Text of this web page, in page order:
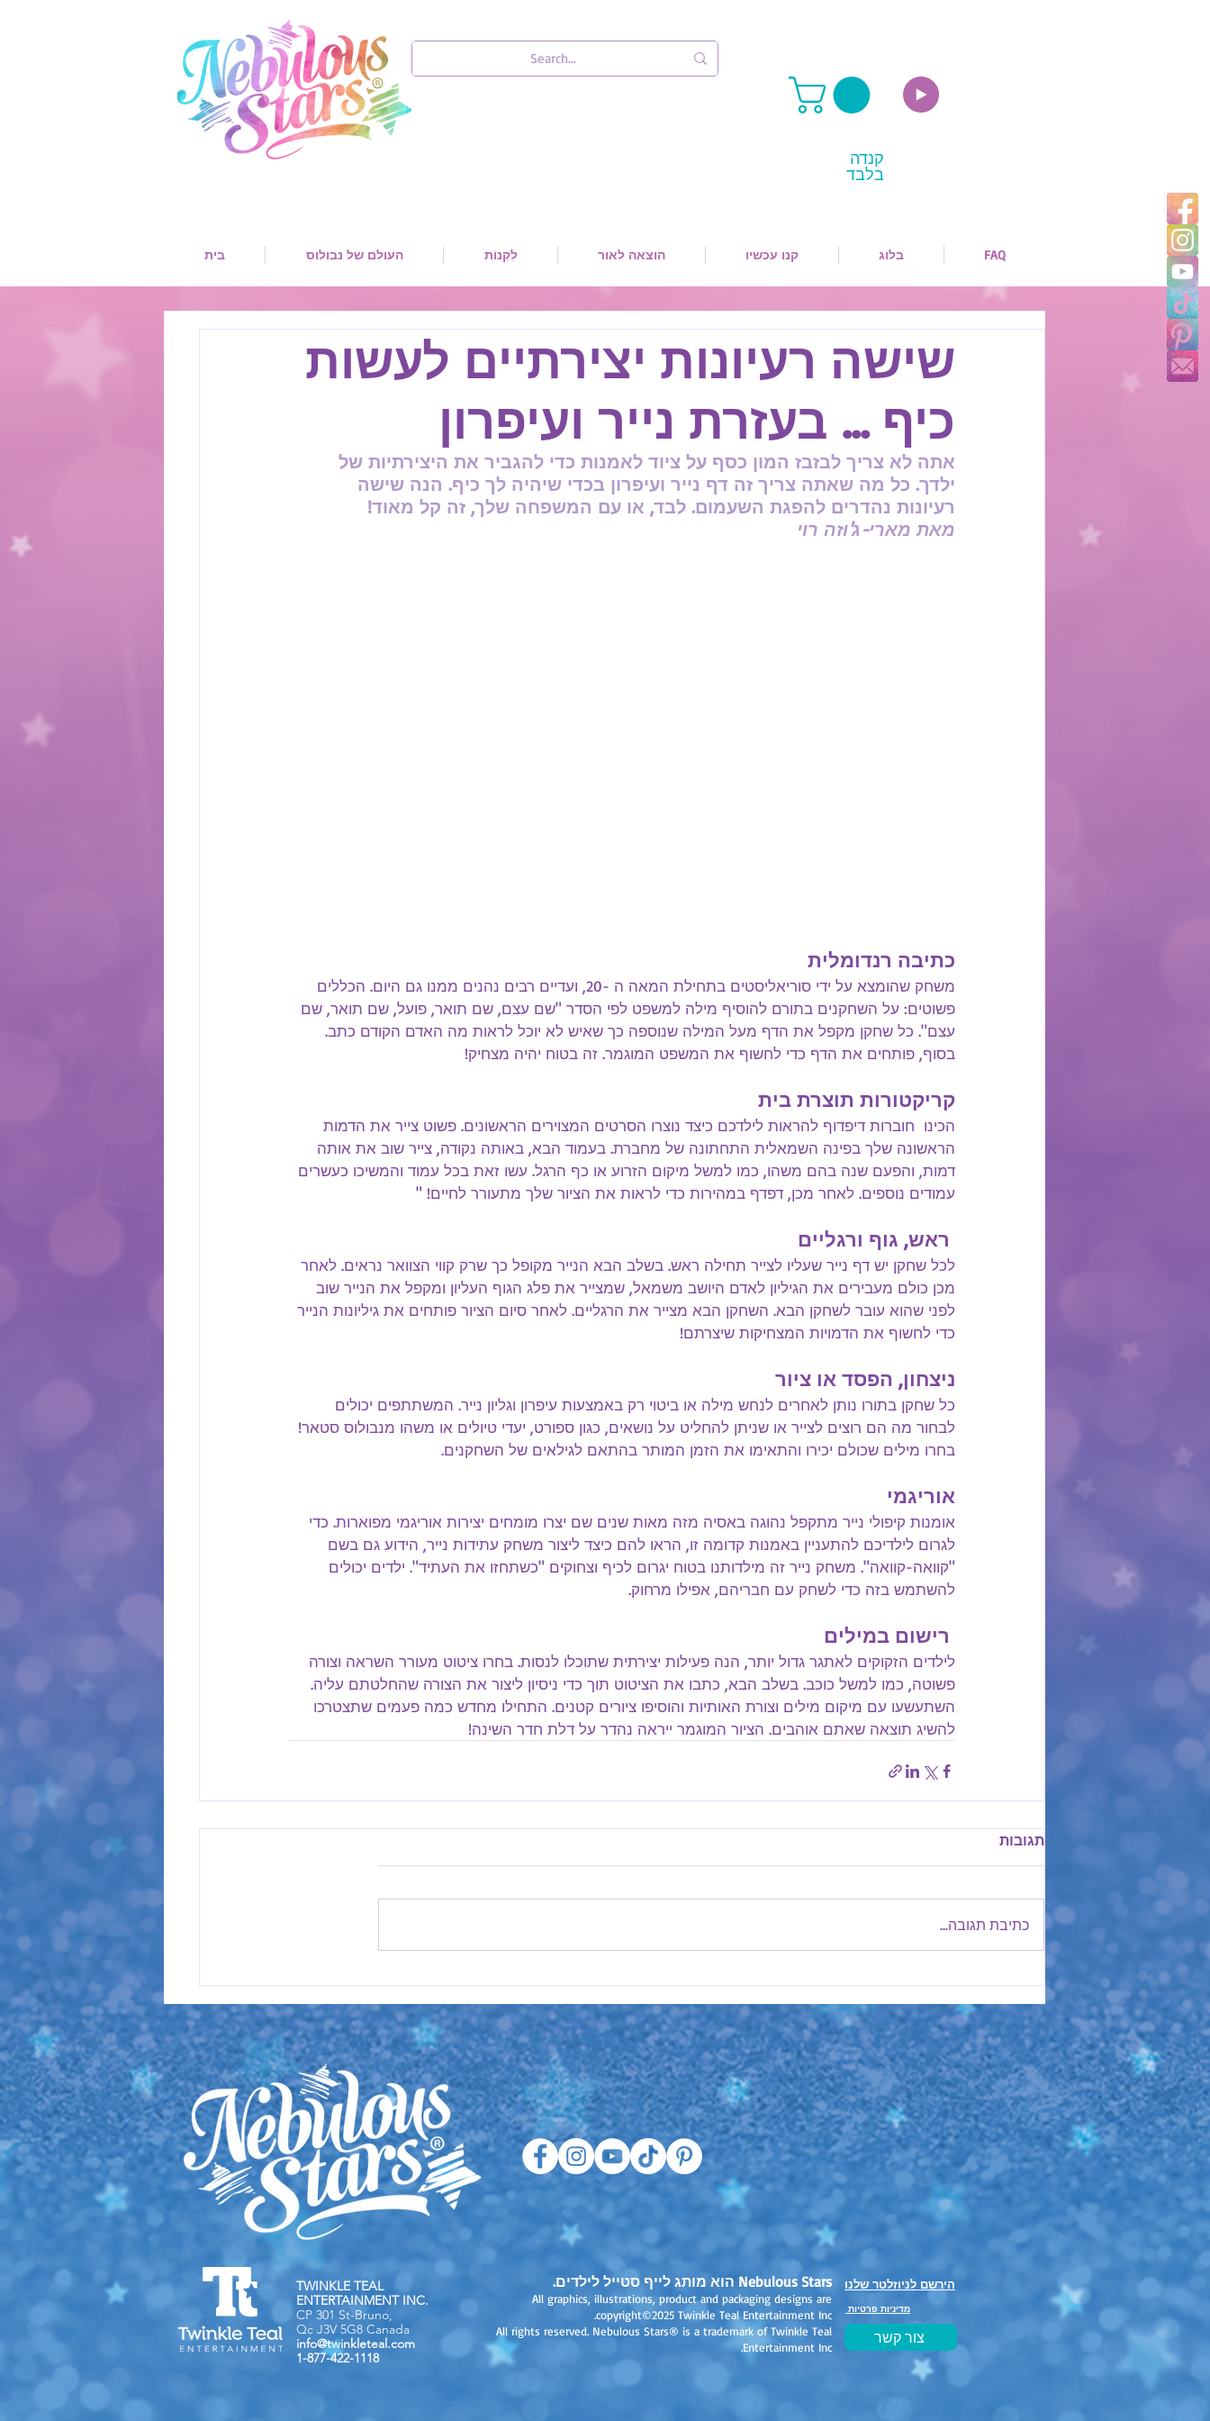
קנדה
בלבד
בית העולם של נבולוס לִקְנוֹת הוצאה לאור קנו עכשיו בלוג FAQ
שישה רעיונות יצירתיים לעשות
כיף ... בעזרת נייר ועיפרון
אתה לא צריך לבזבז המון כסף על ציוד לאמנות כדי להגביר את היצירתיות של
ילדך. כל מה שאתה צריך זה דף נייר ועיפרון בכדי שיהיה לך כיף. הנה שישה
רעיונות נהדרים להפגת השעמום. לבד, או עם המשפחה שלך, זה קל מאוד!
מאת מארי-ג'וזה רוי
כתיבה רנדומלית
משחק שהומצא על ידי סוריאליסטים בתחילת המאה ה -20, ועדיים רבים נהנים ממנו גם היום. הכללים
פשוטים: על השחקנים בתורם להוסיף מילה למשפט לפי הסדר "שם עצם, שם תואר, פועל, שם תואר, שם
עצם". כל שחקן מקפל את הדף מעל המילה שנוספה כך שאיש לא יוכל לראות מה האדם הקודם כתב.
בסוף, פותחים את הדף כדי לחשוף את המשפט המוגמר. זה בטוח יהיה מצחיק!
קריקטורות תוצרת בית
הכינו  חוברות דיפדוף להראות לילדכם כיצד נוצרו הסרטים המצוירים הראשונים. פשוט צייר את הדמות
הראשונה שלך בפינה השמאלית התחתונה של מחברת. בעמוד הבא, באותה נקודה, צייר שוב את אותה
דמות, והפעם שנה בהם משהו, כמו למשל מיקום הזרוע או כף הרגל. עשו זאת בכל עמוד והמשיכו כעשרים
עמודים נוספים. לאחר מכן, דפדף במהירות כדי לראות את הציור שלך מתעורר לחיים! "
לכל שחקן יש דף נייר שעליו לצייר תחילה ראש. בשלב הבא הנייר מקופל כך שרק קווי הצוואר נראים. לאחר
מכן כולם מעבירים את הגיליון לאדם היושב משמאל, שמצייר את פלג הגוף העליון ומקפל את הנייר שוב
לפני שהוא עובר לשחקן הבא. השחקן הבא מצייר את הרגליים. לאחר סיום הציור פותחים את גיליונות הנייר
כדי לחשוף את הדמויות המצחיקות שיצרתם!
ניצחון, הפסד או ציור
כל שחקן בתורו נותן לאחרים לנחש מילה או ביטוי רק באמצעות עיפרון וגליון נייר. המשתתפים יכולים
לבחור מה הם רוצים לצייר או שניתן להחליט על נושאים, כגון ספורט, יעדי טיולים או משהו מנבולוס סטאר!
בחרו מילים שכולם יכירו והתאימו את הזמן המותר בהתאם לגילאים של השחקנים.
אוריגמי
אומנות קיפולי נייר מתקפל נהוגה באסיה מזה מאות שנים שם יצרו מומחים יצירות אוריגמי מפוארות. כדי
לגרום לילדיכם להתעניין באמנות קדומה זו, הראו להם כיצד ליצור משחק עתידות נייר, הידוע גם בשם
"קוואה-קוואה". משחק נייר זה מילדותנו בטוח יגרום לכיף וצחוקים "כשתחזו את העתיד". ילדים יכולים
להשתמש בזה כדי לשחק עם חבריהם, אפילו מרחוק.
לילדים הזקוקים לאתגר גדול יותר, הנה פעילות יצירתית שתוכלו לנסות. בחרו ציטוט מעורר השראה וצורה
פשוטה, כמו למשל כוכב. בשלב הבא, כתבו את הציטוט תוך כדי ניסיון ליצור את הצורה שהחלטתם עליה.
השתעשעו עם מיקום מילים וצורת האותיות והוסיפו ציורים קטנים. התחילו מחדש כמה פעמים שתצטרכו
להשיג תוצאה שאתם אוהבים. הציור המוגמר ייראה נהדר על דלת חדר השינה!
תגובות
כתיבת תגובה...
TWINKLE TEAL
ENTERTAINMENT INC.
CP 301 St-Bruno,
Qc J3V 5G8 Canada
info@twinkleteal.com
1-877-422-1118
Nebulous Stars הוא מותג לייף סטייל לילדים.
All graphics, illustrations, product and packaging designs are
copyright©2025 Twinkle Teal Entertainment Inc.
All rights reserved. Nebulous Stars® is a trademark of Twinkle Teal
Entertainment Inc.
הירשם לניוזלטר שלנו
מדיניות פרטיות
צור קשר